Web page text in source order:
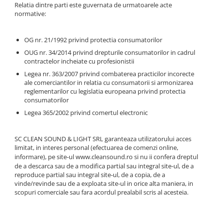
Boxe
Line Array Active
Monitoare de scena
Subwoofere Active
Subwoofere Pasive
Cabluri si conectori
Adaptoare Audio
Cabluri Audio cu Conectori
Cabluri la metru
Conectori Audio
Stage Box Multicore
Ventilatoare
Relatia dintre parti este guvernata de urmatoarele acte
normative:
OG nr. 21/1992 privind protectia consumatorilor
OUG nr. 34/2014 privind drepturile consumatorilor in cadrul
contractelor incheiate cu profesionistii
Legea nr. 363/2007 privind combaterea practicilor incorecte
ale comerciantilor in relatia cu consumatorii si armonizarea
reglementarilor cu legislatia europeana privind protectia
consumatorilor
Legea 365/2002 privind comertul electronic
SC CLEAN SOUND & LIGHT SRL garanteaza utilizatorului acces
limitat, in interes personal (efectuarea de comenzi online,
informare), pe site-ulwww.cleansound.ro si nu ii confera dreptul
de a descarca sau de a modifica partial sau integral site-ul, de a
reproduce partial sau integral site-ul, de a copia, de a
vinde/revinde sau de a exploata site-ul in orice alta maniera, in
scopuri comerciale sau fara acordul prealabil scris al acesteia.